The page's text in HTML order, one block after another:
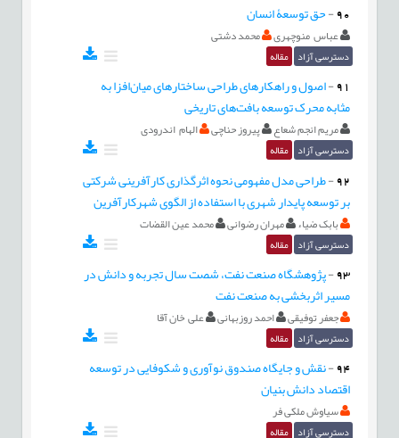
90
-حق توسعۀ انسان
عباس منوچهری محمد دشتی
دسترسی آزاد مقاله
91
-اصول و راهکارهای طراحی ساختارهای میان‌افزا به
مثابه محرک توسعه بافت‌های تاریخی
مریم انجم شعاع پیروز حناچی الهام اندرودی
دسترسی آزاد مقاله
92
-طراحی مدل مفهومی نحوه اثرگذاری کارآفرینی شرکتی
بر توسعه پایدار شهری با استفاده از الگوی شهرکارآفرین
بابک ضیاء مهران رضوانی محمد عین القضات
دسترسی آزاد مقاله
93
-پژوهشگاه صنعت نفت، شصت سال تجربه و دانش در
مسیر اثربخشی به صنعت نفت
جعفر توفیقی احمد روزبهانی علی خان آقا
دسترسی آزاد مقاله
94
-نقش و جایگاه صندوق نوآوری و شکوفایی در توسعه
اقتصاد دانش بنیان
سیاوش ملکی فر
دسترسی آزاد مقاله